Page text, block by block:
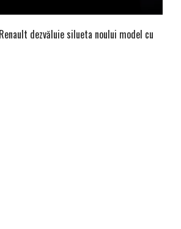
dezvăluie silueta noului model cu